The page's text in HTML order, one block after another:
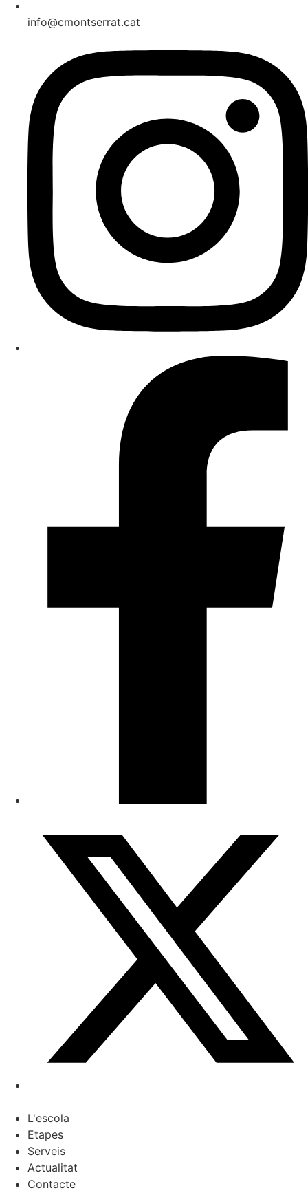
info@cmontserrat.cat
L'escola
Etapes
Serveis
Actualitat
Contacte